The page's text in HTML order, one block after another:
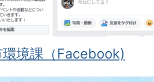
環境課（Facebook)